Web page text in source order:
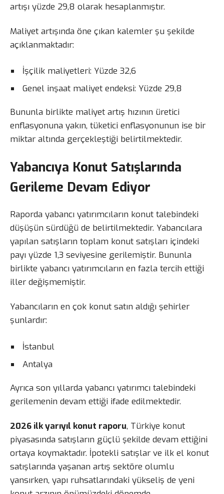
artışı yüzde 29,8 olarak hesaplanmıştır.
Maliyet artışında öne çıkan kalemler şu şekilde
açıklanmaktadır:
İşçilik maliyetleri: Yüzde 32,6
Genel inşaat maliyet endeksi: Yüzde 29,8
Bununla birlikte maliyet artış hızının üretici
enflasyonuna yakın, tüketici enflasyonunun ise bir
miktar altında gerçekleştiği belirtilmektedir.
Yabancıya Konut Satışlarında
Gerileme Devam Ediyor
Raporda yabancı yatırımcıların konut talebindeki
düşüşün sürdüğü de belirtilmektedir. Yabancılara
yapılan satışların toplam konut satışları içindeki
payı yüzde 1,3 seviyesine gerilemiştir. Bununla
birlikte yabancı yatırımcıların en fazla tercih ettiği
iller değişmemiştir.
Yabancıların en çok konut satın aldığı şehirler
şunlardır:
İstanbul
Antalya
Ayrıca son yıllarda yabancı yatırımcı talebindeki
gerilemenin devam ettiği ifade edilmektedir.
2026 ilk yarıyıl konut raporu, Türkiye konut
piyasasında satışların güçlü şekilde devam ettiğini
ortaya koymaktadır. İpotekli satışlar ve ilk el konut
satışlarında yaşanan artış sektöre olumlu
yansırken, yapı ruhsatlarındaki yükseliş de yeni